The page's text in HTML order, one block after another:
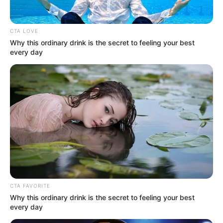
Metro de Medellín recibe nueva
máquina de última tecnología para
tener los rieles a punto
CTA LOVE
Why this ordinary drink is the secret to feeling your best
every day
CTA FAVORITE
Why this ordinary drink is the secret to feeling your best
every day